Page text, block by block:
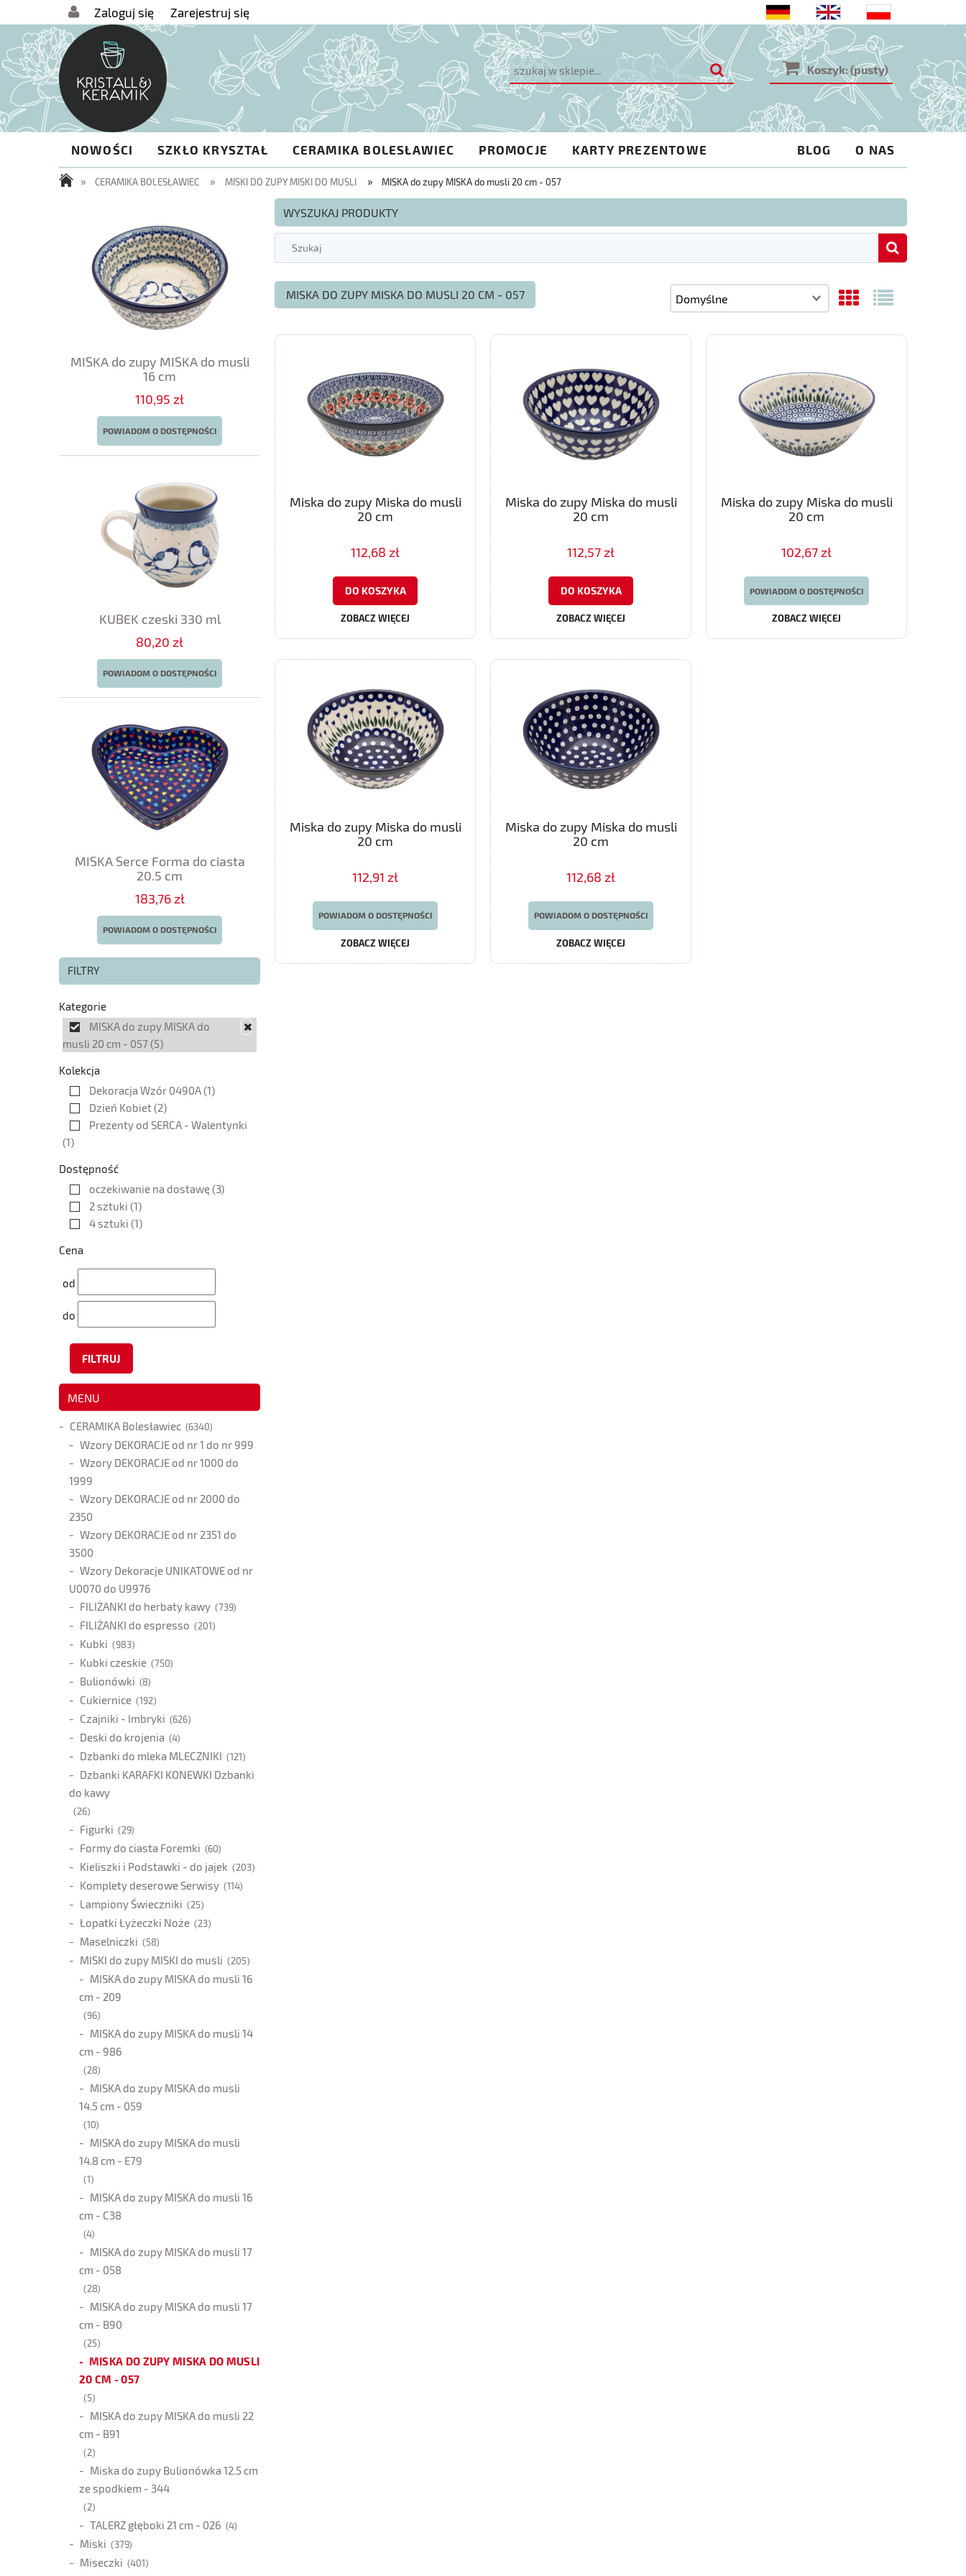
Zarejestruj się
Zaloguj się
Koszyk: (pusty)
NOWOŚCI SZKŁO KRYSZTAŁ CERAMIKA BOLESŁAWIEC PROMOCJE KARTY PREZENTOWE O NAS
BLOG
» CERAMIKA BOLESŁAWIEC » MISKI DO ZUPY MISKI DO MUSLI » MISKA do zupy MISKA do musli 20 cm - 057
MISKA do zupy MISKA do musli
16 cm
110,95 zł
POWIADOM O DOSTĘPNOŚCI
KUBEK czeski 330 ml
80,20 zł
POWIADOM O DOSTĘPNOŚCI
MISKA Serce Forma do ciasta
20.5 cm
183,76 zł
POWIADOM O DOSTĘPNOŚCI
FILTRY
Kategorie
MISKA do zupy MISKA do
musli 20 cm - 057 (5)
Kolekcja
Dekoracja Wzór 0490A(1)
Dzień Kobiet(2)
Prezenty od SERCA - Walentynki
(1)
Dostępność
oczekiwanie na dostawę(3)
2 sztuki (1)
4 sztuki (1)
Cena
od
do
FILTRUJ
MENU
CERAMIKA Bolesławiec (6340)
Wzory DEKORACJE od nr 1 do nr 999
Wzory DEKORACJE od nr 1000 do
1999
Wzory DEKORACJE od nr 2000 do
2350
Wzory DEKORACJE od nr 2351 do
3500
Wzory Dekoracje UNIKATOWE od nr
U0070 do U9976
FILIŻANKI do herbaty kawy (739)
FILIŻANKI do espresso (201)
Kubki (983)
Kubki czeskie (750)
Bulionówki (8)
Cukiernice (192)
Czajniki - Imbryki (626)
Deski do krojenia (4)
Dzbanki do mleka MLECZNIKI (121)
Dzbanki KARAFKI KONEWKI Dzbanki
do kawy
(26)
Figurki (29)
Formy do ciasta Foremki (60)
Kieliszki i Podstawki - do jajek (203)
Komplety deserowe Serwisy (114)
Lampiony Świeczniki (25)
Łopatki Łyżeczki Noże (23)
Maselniczki (58)
MISKI do zupy MISKI do musli (205)
MISKA do zupy MISKA do musli 16
cm - 209
(96)
MISKA do zupy MISKA do musli 14
cm - 986
(28)
MISKA do zupy MISKA do musli
14.5 cm - 059
(10)
MISKA do zupy MISKA do musli
14.8 cm - E79
(1)
MISKA do zupy MISKA do musli 16
cm - C38
(4)
MISKA do zupy MISKA do musli 17
cm - 058
(28)
MISKA do zupy MISKA do musli 17
cm - B90
(25)
MISKA DO ZUPY MISKA DO MUSLI
20 CM - 057
(5)
MISKA do zupy MISKA do musli 22
cm - B91
(2)
Miska do zupy Bulionówka 12.5 cm
ze spodkiem - 344
(2)
TALERZ głęboki 21 cm - 026 (4)
Miski (379)
Miseczki (401)
WYSZUKAJ PRODUKTY
MISKA DO ZUPY MISKA DO MUSLI 20 CM - 057
Miska do zupy Miska do musli
20 cm
112,68 zł
DO KOSZYKA
ZOBACZ WIĘCEJ
Miska do zupy Miska do musli
20 cm
112,57 zł
DO KOSZYKA
ZOBACZ WIĘCEJ
Miska do zupy Miska do musli
20 cm
102,67 zł
POWIADOM O DOSTĘPNOŚCI
ZOBACZ WIĘCEJ
Miska do zupy Miska do musli
20 cm
112,91 zł
POWIADOM O DOSTĘPNOŚCI
ZOBACZ WIĘCEJ
Miska do zupy Miska do musli
20 cm
112,68 zł
POWIADOM O DOSTĘPNOŚCI
ZOBACZ WIĘCEJ